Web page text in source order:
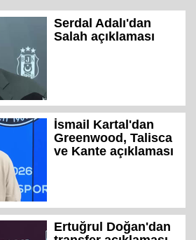
Serdal Adalı'dan
Salah açıklaması
İsmail Kartal'dan
Greenwood, Talisca
ve Kante açıklaması
Ertuğrul Doğan'dan